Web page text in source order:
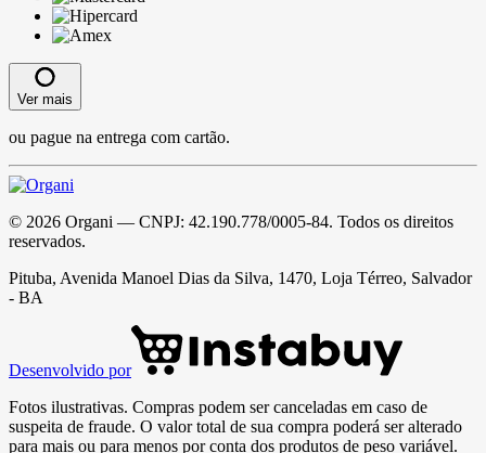
Ver mais
ou pague na entrega com cartão.
© 2026 Organi — CNPJ: 42.190.778/0005-84. Todos os direitos
reservados.
Pituba, Avenida Manoel Dias da Silva, 1470, Loja Térreo, Salvador
- BA
Desenvolvido por
Fotos ilustrativas. Compras podem ser canceladas em caso de
suspeita de fraude. O valor total de sua compra poderá ser alterado
para mais ou para menos por conta dos produtos de peso variável.